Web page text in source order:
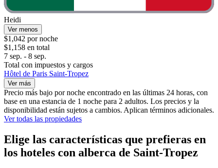
Heidi
Ver menos
$1,042 por noche
$1,158 en total
7 sep. - 8 sep.
Total con impuestos y cargos
Hôtel de Paris Saint-Tropez
Ver más
Precio más bajo por noche encontrado en las últimas 24 horas, con
base en una estancia de 1 noche para 2 adultos. Los precios y la
disponibilidad están sujetos a cambios. Aplican términos adicionales.
Ver todas las propiedades
Elige las características que prefieras en
los hoteles con alberca de Saint-Tropez